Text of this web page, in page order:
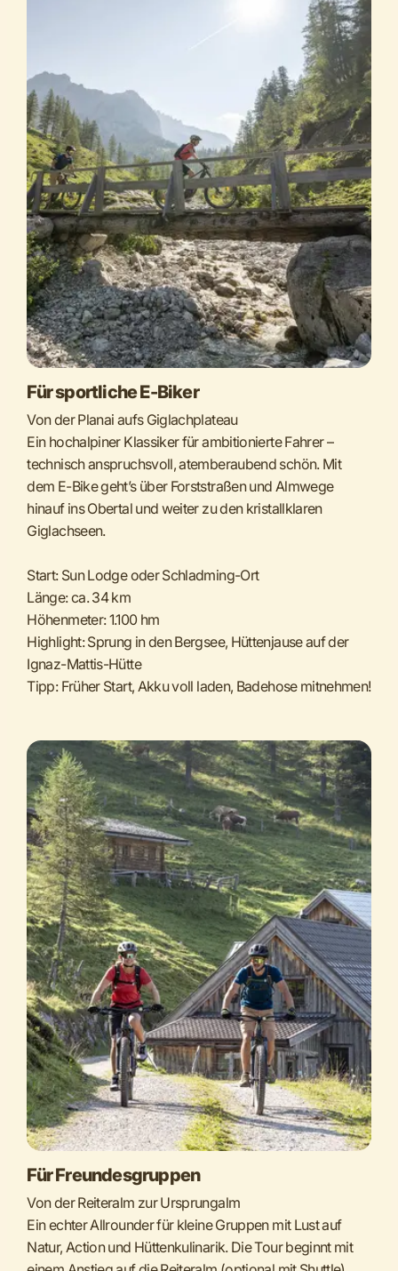
Für sportliche E-Biker
Von der Planai aufs Giglachplateau
Ein hochalpiner Klassiker für ambitionierte Fahrer –
technisch anspruchsvoll, atemberaubend schön. Mit
dem E-Bike geht’s über Forststraßen und Almwege
hinauf ins Obertal und weiter zu den kristallklaren
Giglachseen.
Start: Sun Lodge oder Schladming-Ort
Länge: ca. 34 km
Höhenmeter: 1.100 hm
Highlight: Sprung in den Bergsee, Hüttenjause auf der
Ignaz-Mattis-Hütte
Tipp: Früher Start, Akku voll laden, Badehose mitnehmen!
Für Freundesgruppen
Von der Reiteralm zur Ursprungalm
Ein echter Allrounder für kleine Gruppen mit Lust auf
Natur, Action und Hüttenkulinarik. Die Tour beginnt mit